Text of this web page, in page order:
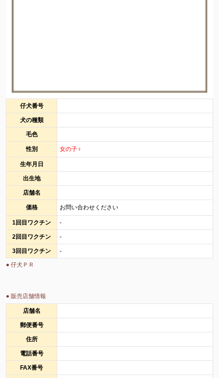
仔犬番号
犬の種類
毛色
性別 女の子♀
生年月日
出生地
店舗名
価格 お問い合わせください
1回目ワクチン -
2回目ワクチン -
3回目ワクチン
-
● 仔犬ＰＲ
● 販売店舗情報
店舗名
郵便番号
住所
電話番号
FAX番号